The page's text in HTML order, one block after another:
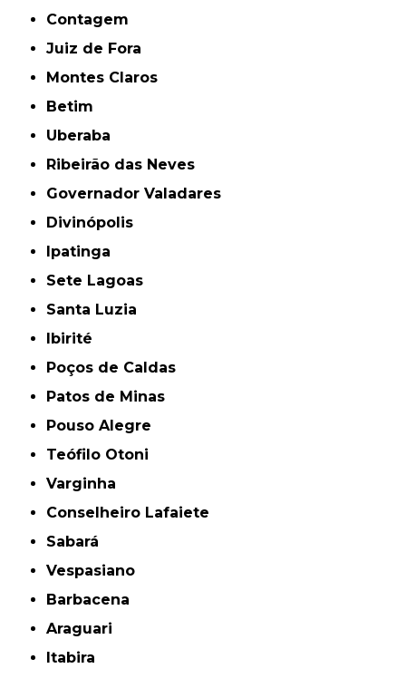
Contagem
Juiz de Fora
Montes Claros
Betim
Uberaba
Ribeirão das Neves
Governador Valadares
Divinópolis
Ipatinga
Sete Lagoas
Santa Luzia
Ibirité
Poços de Caldas
Patos de Minas
Pouso Alegre
Teófilo Otoni
Varginha
Conselheiro Lafaiete
Sabará
Vespasiano
Barbacena
Araguari
Itabira